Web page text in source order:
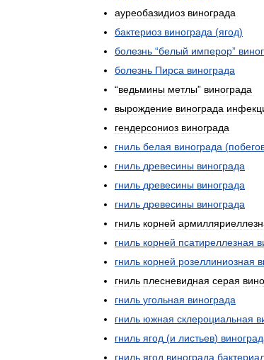
ауреобазидиоз винограда
бактериоз винограда (ягод)
болезнь “белый имперор”
болезнь Пирса винограда
“ведьмины метлы” винограда
вырождение винограда
гендерсониоз винограда
гниль белая винограда (
гниль древесины винограда
гниль древесины винограда
гниль древесины винограда
гниль корней
гниль корней псатиреллезная
гниль корней розеллиниозная
гниль плесневидная серая
гниль угольная винограда
гниль южная склероциальная
гниль ягод (и листьев)
гниль ягод винограда